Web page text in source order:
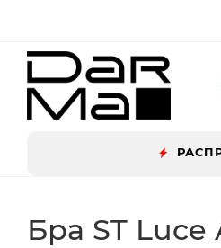
Бра ST Luce